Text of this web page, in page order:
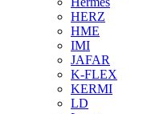
HERZ
HME
IMI
JAFAR
K-FLEX
KERMI
LD